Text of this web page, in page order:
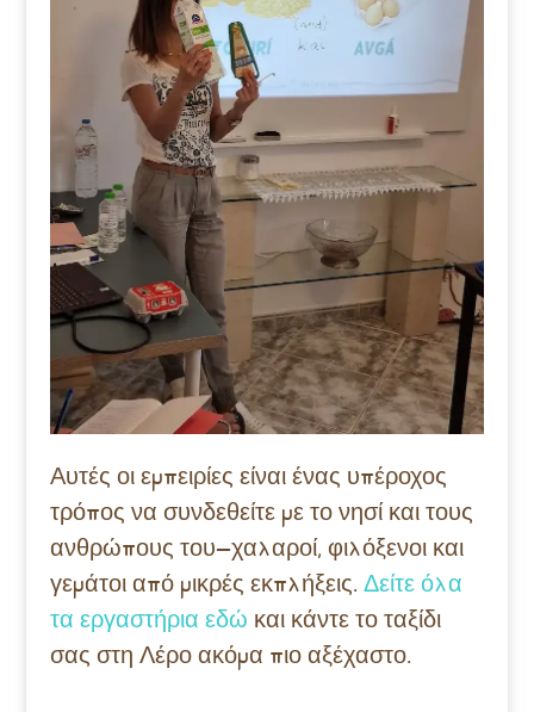
Αυτές οι εμπειρίες είναι ένας υπέροχος
τρόπος να συνδεθείτε με το νησί και τους
ανθρώπους του—χαλαροί, φιλόξενοι και
γεμάτοι από μικρές εκπλήξεις.Δείτε όλα
τα εργαστήρια εδώ και κάντε το ταξίδι
σας στη Λέρο ακόμα πιο αξέχαστο.